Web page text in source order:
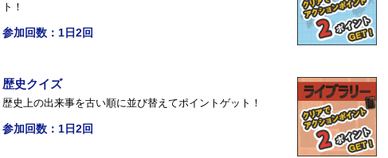
ト！
参加回数：1日2回
歴史クイズ
歴史上の出来事を古い順に並び替えてポイントゲット！
参加回数：1日2回